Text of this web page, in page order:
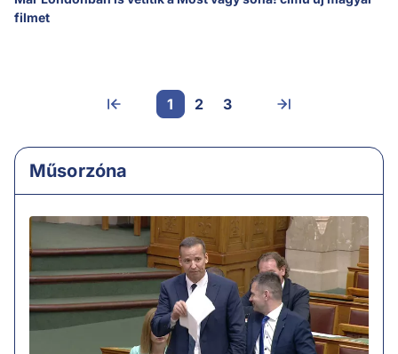
filmet
1 2 3
Műsorzóna